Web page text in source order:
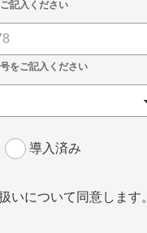
導入済み
いについて同意します。